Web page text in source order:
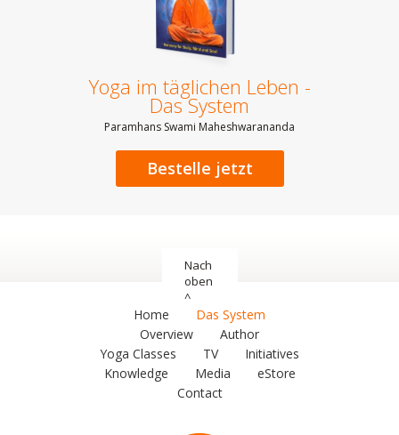
Yoga im täglichen Leben -
Das System
Paramhans Swami Maheshwarananda
Bestelle jetzt
Nach
oben
^
Home
Das System
Overview
Author
Yoga Classes
TV
Initiatives
Knowledge
Media
eStore
Contact